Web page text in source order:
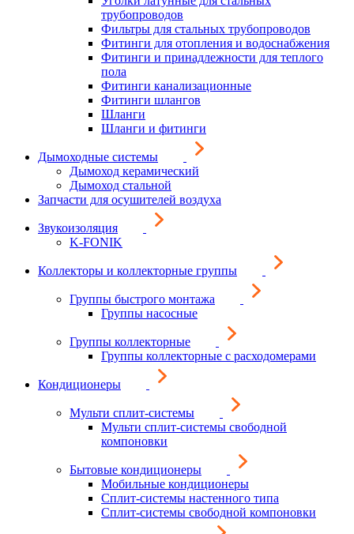
трубопроводов
Фильтры для стальных трубопроводов
Фитинги для отопления и водоснабжения
Фитинги и принадлежности для теплого
пола
Фитинги канализационные
Фитинги шлангов
Шланги
Шланги и фитинги
Дымоходные системы
Дымоход керамический
Дымоход стальной
Запчасти для осушителей воздуха
Звукоизоляция
K-FONIK
Коллекторы и коллекторные группы
Группы быстрого монтажа
Группы насосные
Группы коллекторные
Группы коллекторные с расходомерами
Кондиционеры
Мульти сплит-системы
Мульти сплит-системы свободной
компоновки
Бытовые кондиционеры
Мобильные кондиционеры
Сплит-системы настенного типа
Сплит-системы свободной компоновки